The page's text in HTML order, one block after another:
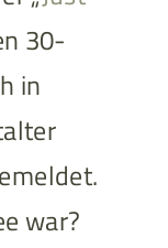
30-
in
war?